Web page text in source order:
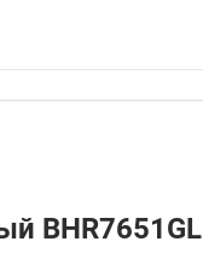
BHR7651GL